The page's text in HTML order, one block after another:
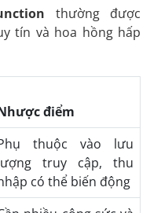
thường được
tín và hoa hồng hấp
điểm
thuộc vào lưu
truy cập, thu
có thể biến động